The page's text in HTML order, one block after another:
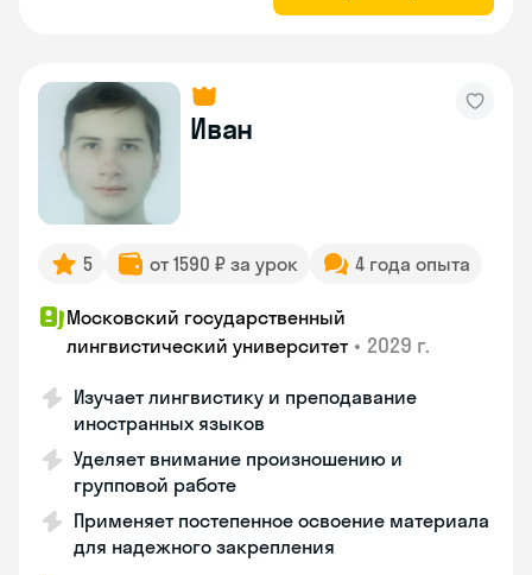
Иван
5 от 1590 ₽ за урок 4 года опыта
Московский государственный
лингвистический университет • 2029 г.
Изучает лингвистику и преподавание
иностранных языков
Уделяет внимание произношению и
групповой работе
Применяет постепенное освоение материала
для надежного закрепления